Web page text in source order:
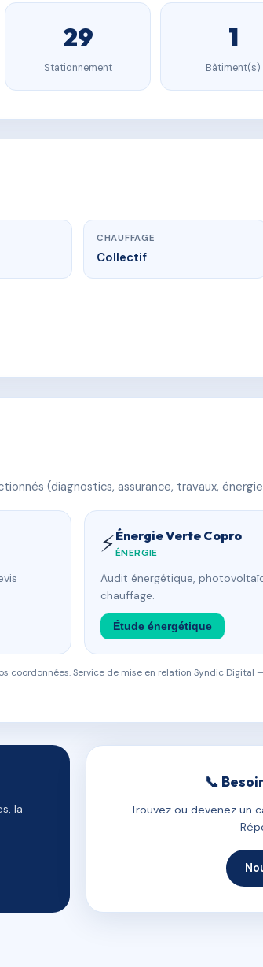
29
Stationnement
1
Bâtiment(s)
CHAUFFAGE
Collectif
(diagnostics, assurance, travaux,
⚡Énergie Verte Copro
ÉNERGIE
Audit énergétique,
chauffage.
Étude énergétique
coordonnées. Service de mise en relation Syndic Digital
la
📞
Trouvez ou devenez un